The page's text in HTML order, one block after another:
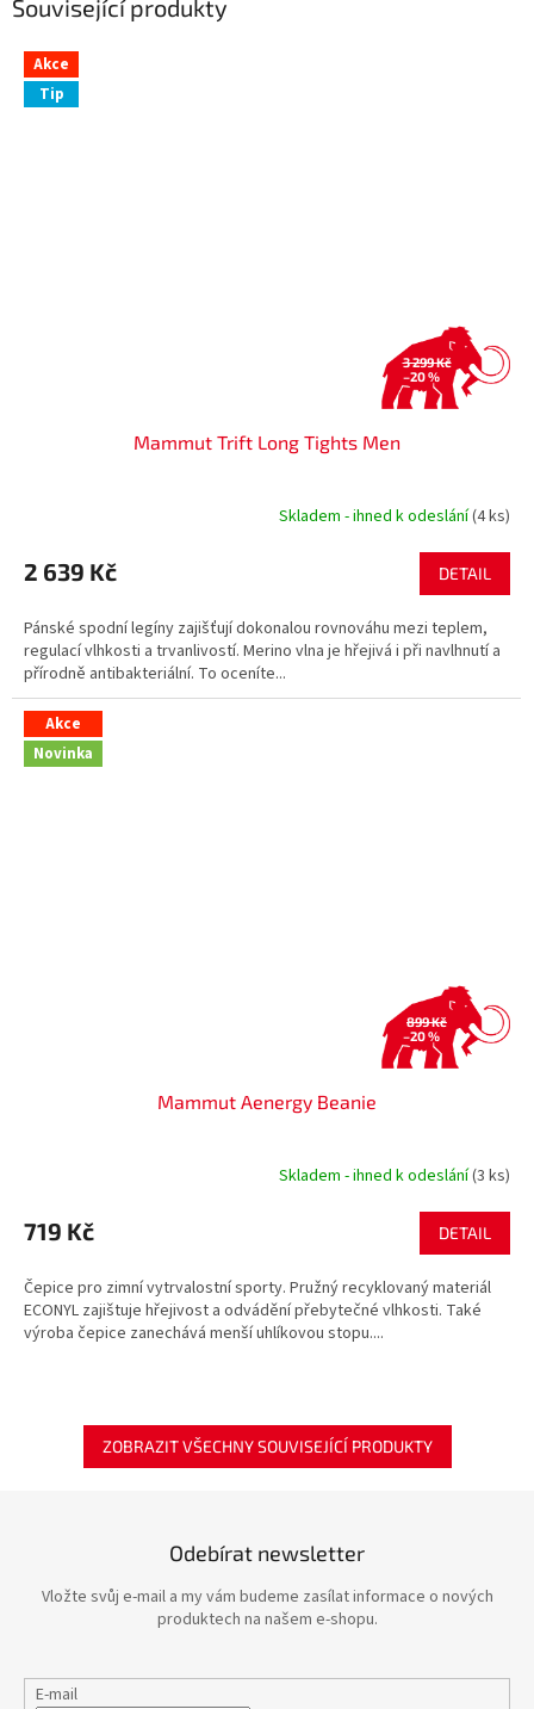
Související produkty
Akce
Tip
3 299 Kč
–20 %
Mammut Trift Long Tights Men
Skladem - ihned k odeslání(4 ks)
2 639 Kč DETAIL
Pánské spodní legíny zajišťují dokonalou rovnováhu mezi teplem,
regulací vlhkosti a trvanlivostí. Merino vlna je hřejivá i při navlhnutí a
přírodně antibakteriální. To oceníte...
Akce
Novinka
899 Kč
–20 %
Mammut Aenergy Beanie
Skladem - ihned k odeslání(3 ks)
719 Kč DETAIL
Čepice pro zimní vytrvalostní sporty. Pružný recyklovaný materiál
ECONYL zajištuje hřejivost a odvádění přebytečné vlhkosti. Také
výroba čepice zanechává menší uhlíkovou stopu....
ZOBRAZIT VŠECHNY SOUVISEJÍCÍ PRODUKTY
Odebírat newsletter
Vložte svůj e-mail a my vám budeme zasílat informace o nových
produktech na našem e-shopu.
E-mail